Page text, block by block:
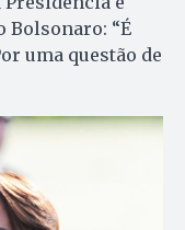
Bolsonaro: “É
uma questão de